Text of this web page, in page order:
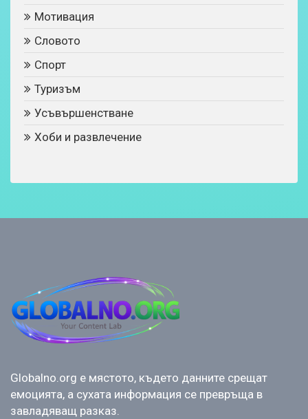
Мотивация
Словото
Спорт
Туризъм
Усъвършенстване
Хоби и развлечение
Globalno.org е мястото, където данните срещат
емоцията, а сухата информация се превръща в
завладяващ разказ.